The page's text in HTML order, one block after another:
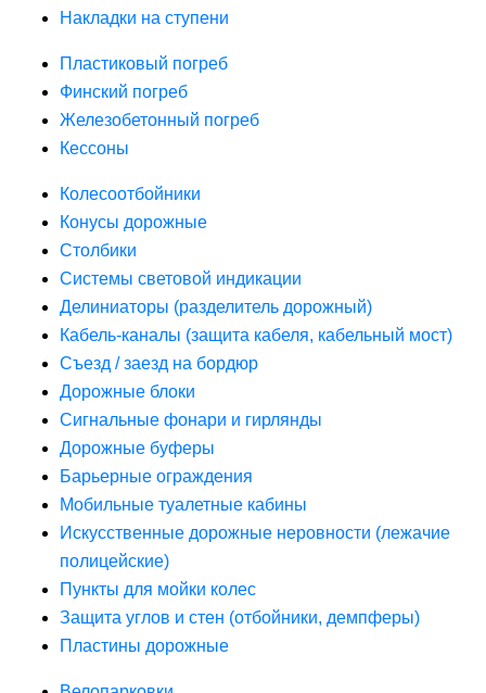
Накладки на ступени
Пластиковый погреб
Финский погреб
Железобетонный погреб
Кессоны
Колесоотбойники
Конусы дорожные
Столбики
Системы световой индикации
Делиниаторы (разделитель дорожный)
Кабель-каналы (защита кабеля, кабельный мост)
Съезд / заезд на бордюр
Дорожные блоки
Сигнальные фонари и гирлянды
Дорожные буферы
Барьерные ограждения
Мобильные туалетные кабины
Искусственные дорожные неровности (лежачие
полицейские)
Пункты для мойки колес
Защита углов и стен (отбойники, демпферы)
Пластины дорожные